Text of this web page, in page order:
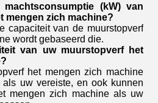
(kW) van
mengen zich machine?
capaciteit van de muurstopverf
wordt gebaseerd die.
van uw muurstopverf het
het mengen zich machine
als uw vereiste, en ook kunnen
mengen zich machine als uw